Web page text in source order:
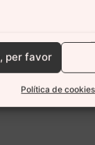
per favor
Política de cookies